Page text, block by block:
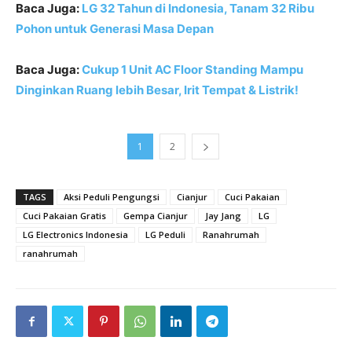
Baca Juga: LG 32 Tahun di Indonesia, Tanam 32 Ribu
Pohon untuk Generasi Masa Depan
Baca Juga:Cukup 1 Unit AC Floor Standing Mampu
Dinginkan Ruang lebih Besar, Irit Tempat & Listrik!
1 2
TAGS Aksi Peduli Pengungsi Cianjur
Cuci Pakaian
Cuci Pakaian Gratis
Gempa Cianjur Jay Jang
LG
LG Electronics Indonesia
LG Peduli
Ranahrumah
ranahrumah